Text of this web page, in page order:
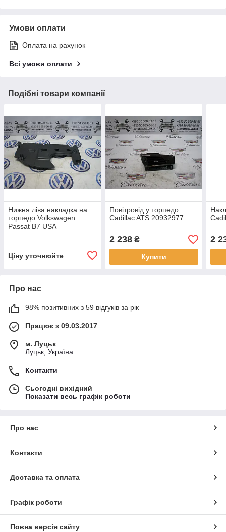
Умови оплати
Оплата на рахунок
Всі умови оплати
Подібні товари компанії
Нижня ліва накладка на
торпедо Volkswagen
Passat B7 USA
Ціну уточнюйте
Повітровід у торпедо
Cadillac ATS 20932977
2 238₴
Купити
2
Про нас
98% позитивних з 59 відгуків за рік
Працює з 09.03.2017
м. Луцьк
Луцьк, Україна
Контакти
Сьогодні вихідний
Показати весь графік роботи
Про нас
Контакти
Доставка та оплата
Графік роботи
Повна версія сайту